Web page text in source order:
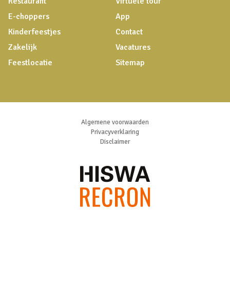
E-choppers
Kinderfeestjes
Zakelijk
Feestlocatie
App
Contact
Vacatures
Sitemap
Algemene voorwaarden
Privacyverklaring
Disclaimer